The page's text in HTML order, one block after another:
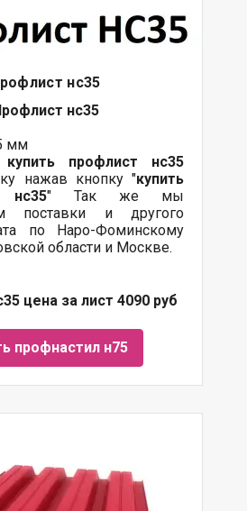
нс35
нс35
мм
купить профлист нс35
нажав кнопку "купить
нс35" Так же мы
поставки и другого
по Наро-Фоминскому
области и Москве.
цена за лист 4090 руб
профнастил н75